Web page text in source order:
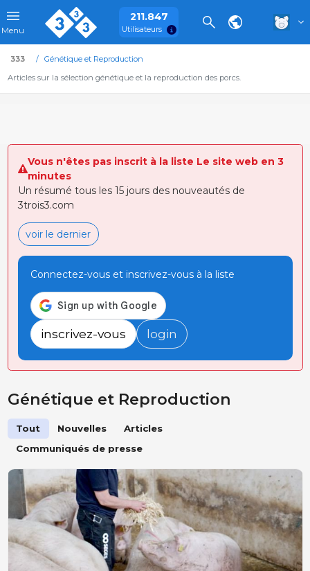
Menu
211.847
Utilisateurs
333
Génétique et Reproduction
Articles sur la sélection génétique et la reproduction des porcs.
Vous n'êtes pas inscrit à la liste Le site web en 3
minutes
Un résumé tous les 15 jours des nouveautés de
3trois3.com
voir le dernier
Connectez-vous et inscrivez-vous à la liste
inscrivez-vous login
Génétique et Reproduction
Tout Nouvelles
Articles
Communiqués de presse